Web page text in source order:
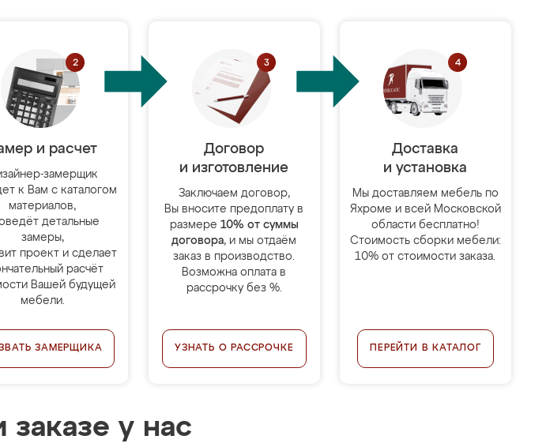
и расчет
замерщик
к Вам с каталогом
материалов,
детальные
замеры,
проект и сделает
расчёт
Вашей будущей
мебели.
ЗАМЕРЩИКА
Договор
и изготовление
Заключаем договор,
Вы вносите предоплату в
размере 10% от суммы
договора, и мы отдаём
заказ в производство.
Возможна оплата в
рассрочку без %.
УЗНАТЬ О РАССРОЧКЕ
Доставка
и установка
Мы доставляем мебель по
Яхроме и всей Московской
области бесплатно!
Стоимость сборки мебели:
10% от стоимости заказа.
ПЕРЕЙТИ В КАТАЛОГ
заказе у нас